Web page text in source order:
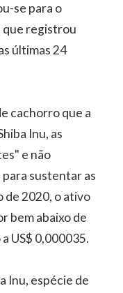
se para o
que registrou
últimas 24
cachorro que a
Inu, as
e não
sustentar as
de 2020, o ativo
bem abaixo de
US$ 0,000035.
Inu, espécie de